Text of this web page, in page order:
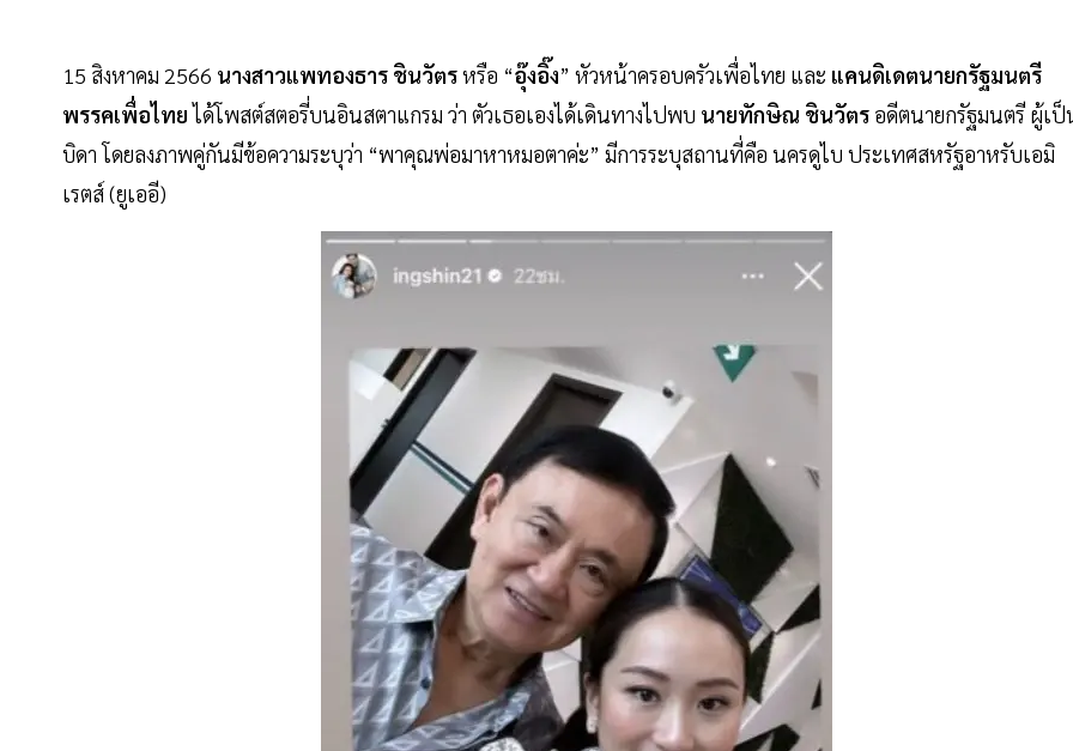
15 สิงหาคม 2566 นางสาวแพทองธาร ชินวัตรหรือ “อุ๊งอิ๊ง” หัวหน้าครอบครัวเพื่อไทย และ แคนดิเดตนายกรัฐมนตรี
พรรคเพื่อไทยได้โพสต์สตอรี่บนอินสตาแกรม ว่า ตัวเธอเองได้เดินทางไปพบ นายทักษิณ ชินวัตร อดีตนายกรัฐมนตรี ผู้เ
บิดา โดยลงภาพคู่กันมีข้อความระบุว่า “พาคุณพ่อมาหาหมอตาค่ะ” มีการระบุสถานที่คือ นครดูไบ ประเทศสหรัฐอาหรับเอมิ
เรตส์ (ยูเออี)